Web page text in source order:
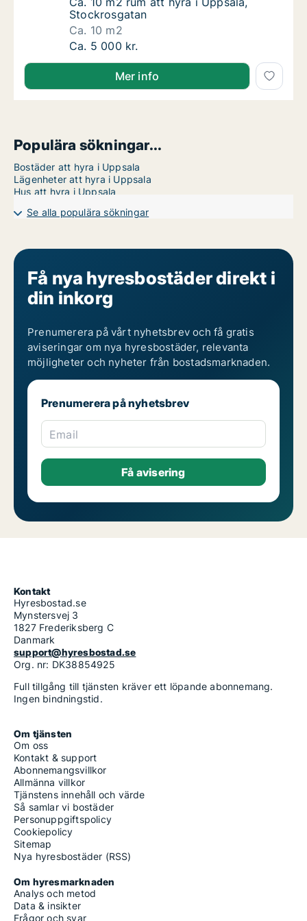
Stockrosgatan
Ca. 10 m2
Ca. 10 m2 rum att hyra i Uppsala,
Ca. 5 000 kr.
Mer info
Populära sökningar...
Bostäder att hyra i Uppsala
Lägenheter att hyra i Uppsala
Hus att hyra i Uppsala
Se alla populära sökningar
Få nya hyresbostäder direkt i
din inkorg
Prenumerera på vårt nyhetsbrev och få gratis
aviseringar om nya hyresbostäder, relevanta
möjligheter och nyheter från bostadsmarknaden.
Prenumerera på nyhetsbrev
Email
Kontakt
Hyresbostad.se
Mynstersvej 3
1827 Frederiksberg C
Danmark
support@hyresbostad.se
Org. nr: DK38854925
Full tillgång till tjänsten kräver ett löpande abonnemang.
Ingen bindningstid.
Om tjänsten
Om oss
Kontakt & support
Abonnemangsvillkor
Allmänna villkor
Tjänstens innehåll och värde
Så samlar vi bostäder
Personuppgiftspolicy
Cookiepolicy
Sitemap
Nya hyresbostäder (RSS)
Om hyresmarknaden
Analys och metod
Data & insikter
Frågor och svar